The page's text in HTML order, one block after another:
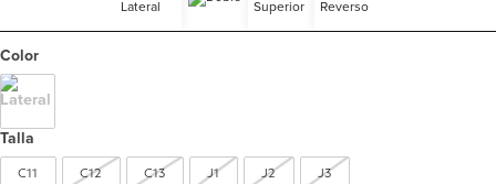
Talla
C11 C12 C13 J1 J2 J3
Color